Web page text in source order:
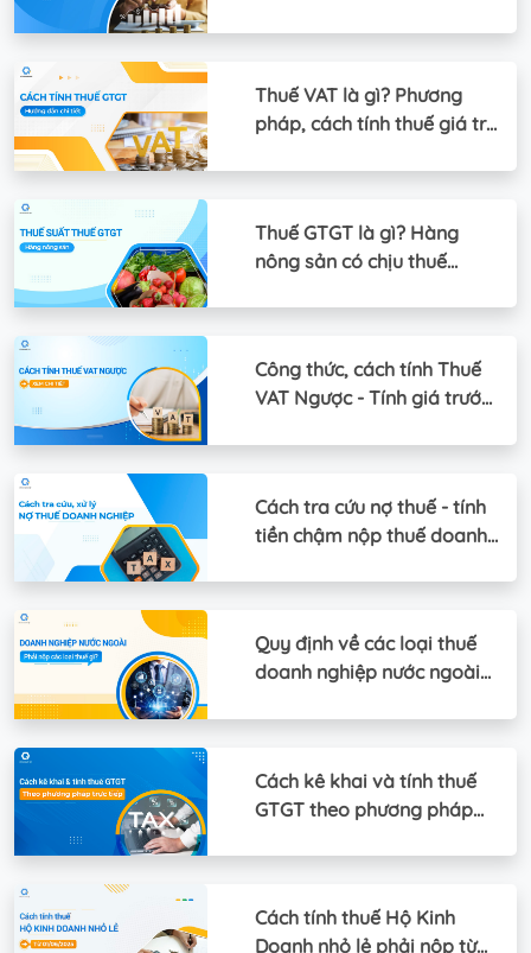
Thuế VAT là gì? Phương
pháp, cách tính thuế giá trị
Thuế GTGT là gì? Hàng
nông sản có chịu thuế
Công thức, cách tính Thuế
VAT Ngược - Tính giá trước
Cách tra cứu nợ thuế - tính
tiền chậm nộp thuế doanh
Quy định về các loại thuế
doanh nghiệp nước ngoài
Cách kê khai và tính thuế
GTGT theo phương pháp
Cách tính thuế Hộ Kinh
Doanh nhỏ lẻ phải nộp từ